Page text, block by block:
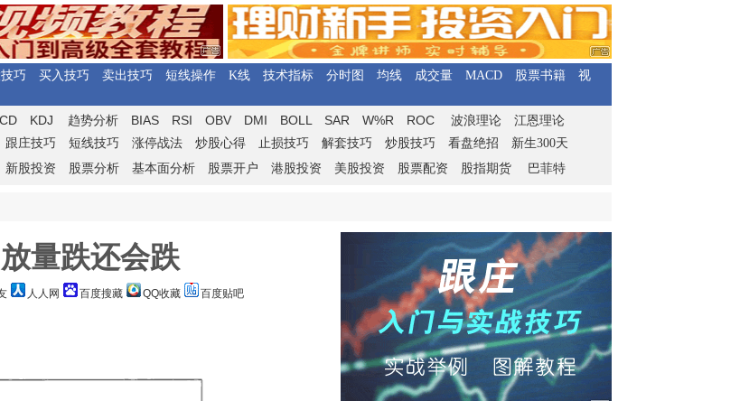
巧 买入技巧 卖出技巧 短线操作 K线 技术指标 分时图 均线 成交量 MACD 股票书籍
视
KDJ 趋势分析 BIAS RSI OBV DMI BOLL SAR W%R ROC 波浪理论
江恩理论
跟庄技巧 短线技巧 涨停战法 炒股心得 止损技巧 解套技巧 炒股技巧 看盘绝招
新生300天
新股投资 股票分析 基本面分析 股票开户 港股投资 美股投资 股票配资 股指期货 巴菲特
量跌还会跌
人人网 百度搜藏 QQ收藏 百度贴吧